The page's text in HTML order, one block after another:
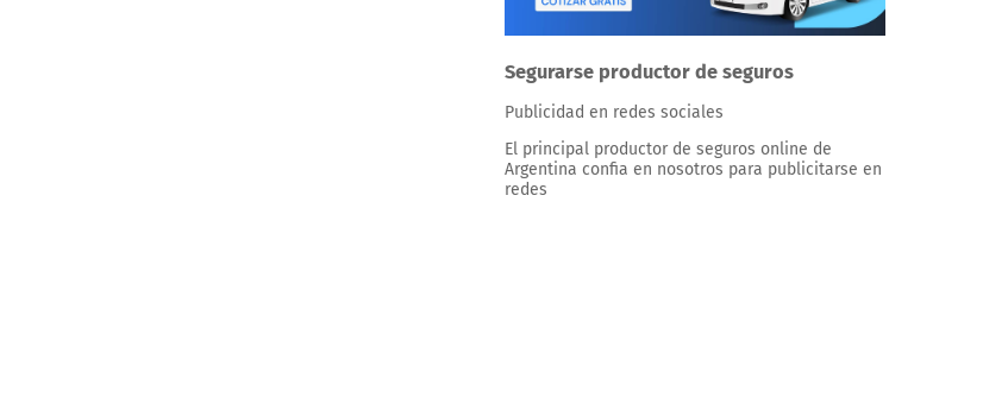
Segurarse productor de seguros
Publicidad en redes sociales
El principal productor de seguros online de
Argentina confia en nosotros para publicitarse en
redes